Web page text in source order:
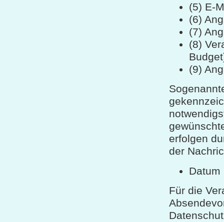
(5) E-
(6)
(7)
(8)
(9)
erfolgen
der
Datum
Für die